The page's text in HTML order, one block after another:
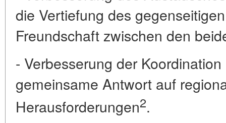
die Vertiefung des
Freundschaft zwischen den
- Verbesserung der
gemeinsame Antwort auf
Herausforderungen2.